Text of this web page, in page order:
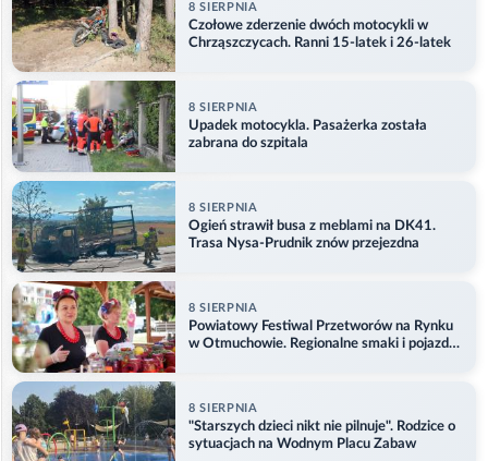
8 SIERPNIA
Czołowe zderzenie dwóch motocykli w
Chrząszczycach. Ranni 15-latek i 26-latek
8 SIERPNIA
Upadek motocykla. Pasażerka została
zabrana do szpitala
8 SIERPNIA
Ogień strawił busa z meblami na DK41.
Trasa Nysa-Prudnik znów przejezdna
8 SIERPNIA
Powiatowy Festiwal Przetworów na Rynku
w Otmuchowie. Regionalne smaki i pojazdy
8 SIERPNIA
"Starszych dzieci nikt nie pilnuje". Rodzice o
sytuacjach na Wodnym Placu Zabaw